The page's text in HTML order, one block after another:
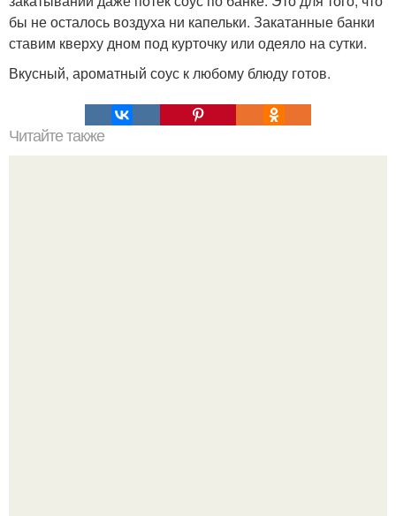
бы не осталось воздуха ни капельки. Закатанные банки
ставим кверху дном под курточку или одеяло на сутки.
Вкусный, ароматный соус к любому блюду готов.
Читайте также